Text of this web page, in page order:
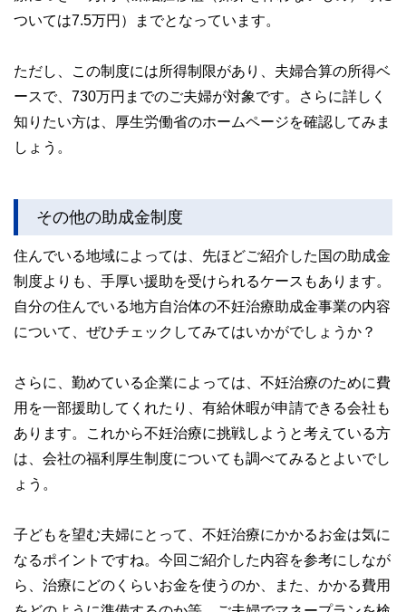
ついては7.5万円）までとなっています。
ただし、この制度には所得制限があり、夫婦合算の所得ベ
ースで、730万円までのご夫婦が対象です。さらに詳しく
知りたい方は、厚生労働省のホームページを確認してみま
しょう。
その他の助成金制度
住んでいる地域によっては、先ほどご紹介した国の助成金
制度よりも、手厚い援助を受けられるケースもあります。
自分の住んでいる地方自治体の不妊治療助成金事業の内容
について、ぜひチェックしてみてはいかがでしょうか？
さらに、勤めている企業によっては、不妊治療のために費
用を一部援助してくれたり、有給休暇が申請できる会社も
あります。これから不妊治療に挑戦しようと考えている方
は、会社の福利厚生制度についても調べてみるとよいでし
ょう。
子どもを望む夫婦にとって、不妊治療にかかるお金は気に
なるポイントですね。今回ご紹介した内容を参考にしなが
ら、治療にどのくらいお金を使うのか、また、かかる費用